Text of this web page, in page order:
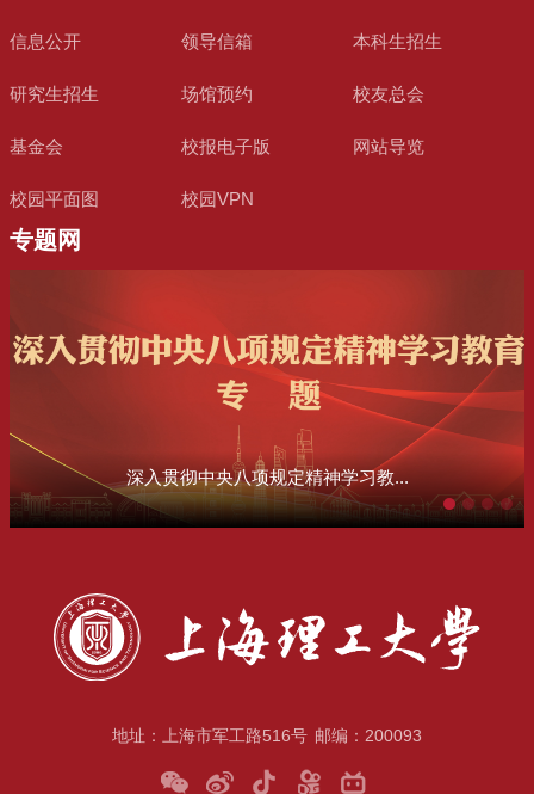
地址：上海市军工路516号 邮编：200093
信息公开 领导信箱 本科生招生
研究生招生 场馆预约 校友总会
基金会 校报电子版 网站导览
校园平面图 校园VPN
专题网
深入贯彻中央八项规定精神学习教...